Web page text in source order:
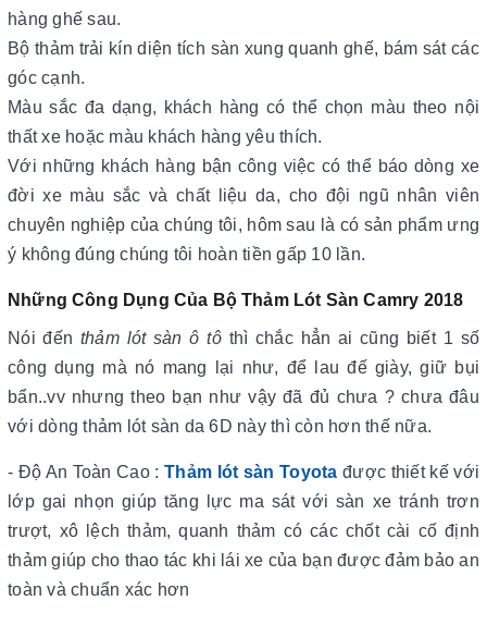
hàng ghế sau.
Bộ thảm trải kín diện tích sàn xung quanh ghế, bám sát các
góc cạnh.
Màu sắc đa dạng, khách hàng có thể chọn màu theo nội
thất xe hoặc màu khách hàng yêu thích.
Với những khách hàng bận công việc có thể báo dòng xe
đời xe màu sắc và chất liệu da, cho đội ngũ nhân viên
chuyên nghiệp của chúng tôi, hôm sau là có sản phẩm ưng
ý không đúng chúng tôi hoàn tiền gấp 10 lần.
Những Công Dụng Của Bộ Thảm Lót Sàn Camry 2018
Nói đến thảm lót sàn ô tôthì chắc hẳn ai cũng biết 1 số
công dụng mà nó mang lại như, để lau đế giày, giữ bụi
bẩn..vv nhưng theo bạn như vậy đã đủ chưa ? chưa đâu
với dòng thảm lót sàn da 6D này thì còn hơn thế nữa.
- Độ An Toàn Cao :Thảm lót sàn Toyota được thiết kế với
lớp gai nhọn giúp tăng lực ma sát với sàn xe tránh trơn
trượt, xô lệch thảm, quanh thảm có các chốt cài cố định
thảm giúp cho thao tác khi lái xe của bạn được đảm bảo an
toàn và chuẩn xác hơn